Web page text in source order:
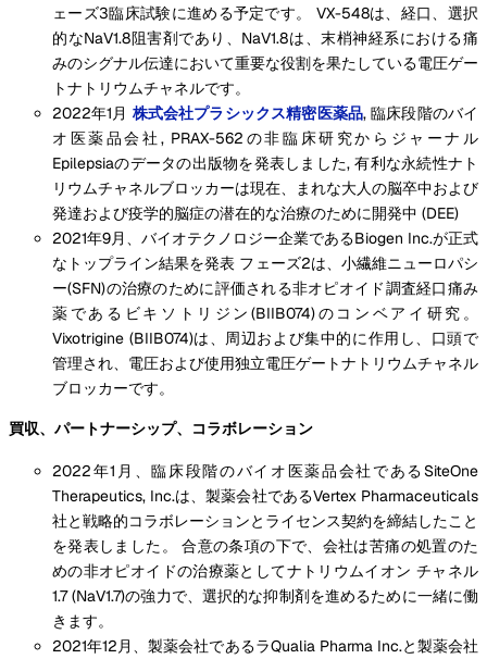
ェーズ3臨床試験に進める予定です。 VX-548は、経口、選択
的なNaV1.8阻害剤であり、NaV1.8は、末梢神経系における痛
みのシグナル伝達において重要な役割を果たしている電圧ゲー
トナトリウムチャネルです。
2022年1月 株式会社プラシックス精密医薬品, 臨床段階のバイ
オ医薬品会社, PRAX-562の非臨床研究からジャーナル
Epilepsiaのデータの出版物を発表しました, 有利な永続性ナト
リウムチャネルブロッカーは現在、まれな大人の脳卒中および
発達および疫学的脳症の潜在的な治療のために開発中 (DEE)
2021年9月、バイオテクノロジー企業であるBiogen Inc.が正式
なトップライン結果を発表 フェーズ2は、小繊維ニューロパシ
ー(SFN)の治療のために評価される非オピオイド調査経口痛み
薬であるビキソトリジン(BIIB074)のコンベアイ研究。
Vixotrigine (BIIB074)は、周辺および集中的に作用し、口頭で
管理され、電圧および使用独立電圧ゲートナトリウムチャネル
ブロッカーです。
買収、パートナーシップ、コラボレーション
2022年1月、臨床段階のバイオ医薬品会社であるSiteOne
Therapeutics, Inc.は、製薬会社であるVertex Pharmaceuticals
社と戦略的コラボレーションとライセンス契約を締結したこと
を発表しました。 合意の条項の下で、会社は苦痛の処置のた
めの非オピオイドの治療薬としてナトリウムイオン チャネル
1.7 (NaV1.7)の強力で、選択的な抑制剤を進めるために一緒に働
きます。
2021年12月、製薬会社であるラQualia Pharma Inc.と製薬会社